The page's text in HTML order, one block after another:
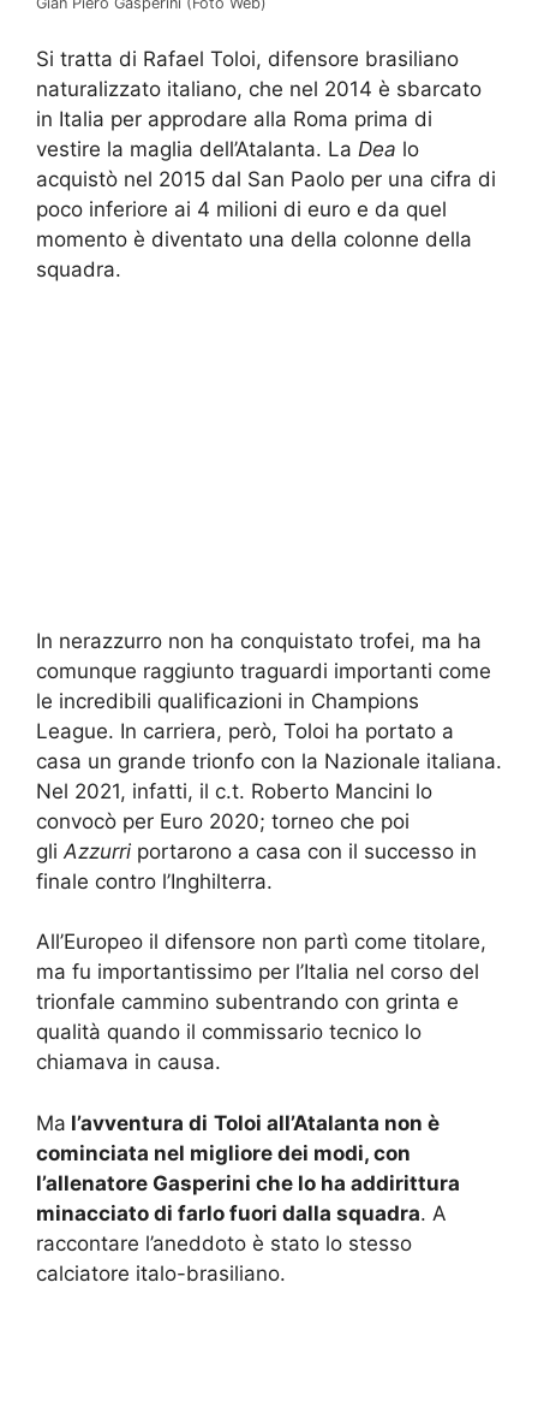
Si tratta di Rafael Toloi, difensore brasiliano
naturalizzato italiano, che nel 2014 è sbarcato
in Italia per approdare alla Roma prima di
vestire la maglia dell’Atalanta. La Dea lo
acquistò nel 2015 dal San Paolo per una cifra di
poco inferiore ai 4 milioni di euro e da quel
momento è diventato una della colonne della
squadra.
In nerazzurro non ha conquistato trofei, ma ha
comunque raggiunto traguardi importanti come
le incredibili qualificazioni in Champions
League. In carriera, però, Toloi ha portato a
casa un grande trionfo con la Nazionale italiana.
Nel 2021, infatti, il c.t. Roberto Mancini lo
convocò per Euro 2020; torneo che poi
gli Azzurri portarono a casa con il successo in
finale contro l’Inghilterra.
All’Europeo il difensore non partì come titolare,
ma fu importantissimo per l’Italia nel corso del
trionfale cammino subentrando con grinta e
qualità quando il commissario tecnico lo
chiamava in causa.
Ma l’avventura di Toloi all’Atalanta non è
cominciata nel migliore dei modi, con
l’allenatore Gasperini che lo ha addirittura
minacciato di farlo fuori dalla squadra. A
raccontare l’aneddoto è stato lo stesso
calciatore italo-brasiliano.